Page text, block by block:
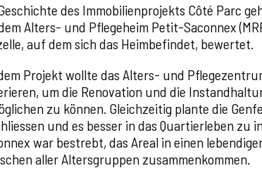
des Immobilienprojekts Côté Parc
Alters- und Pflegeheim Petit-Saconnex
auf dem sich das Heimbefindet, bewertet.
Projekt wollte das Alters- und
um die Renovation und die
zu können. Gleichzeitig plante die
und es besser in das Quartierleben
war bestrebt, das Areal in einen
aller Altersgruppen zusammenkommen.